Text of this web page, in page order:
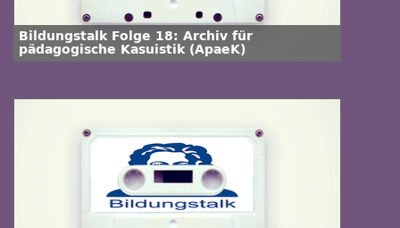
Bildungstalk Folge 18: Archiv für
pädagogische Kasuistik (ApaeK)